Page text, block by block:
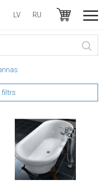
LV RU
filtrs